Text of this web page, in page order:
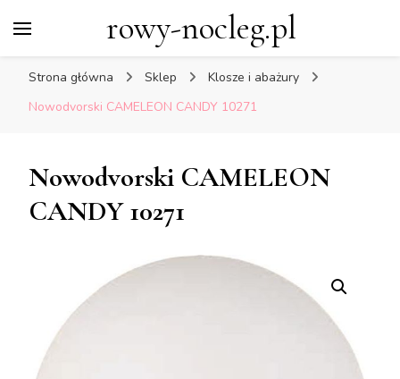
rowy-nocleg.pl
Strona główna Sklep
Klosze i abażury
Nowodvorski CAMELEON CANDY 10271
Nowodvorski CAMELEON
CANDY 10271